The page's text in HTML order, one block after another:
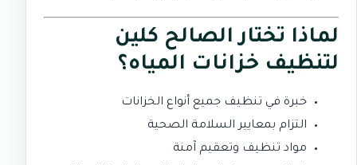
لماذا تختار الصالح كلين
لتنظيف خزانات المياه؟
خبرة في تنظيف جميع أنواع الخزانات
التزام بمعايير السلامة الصحية
مواد تنظيف وتعقيم آمنة